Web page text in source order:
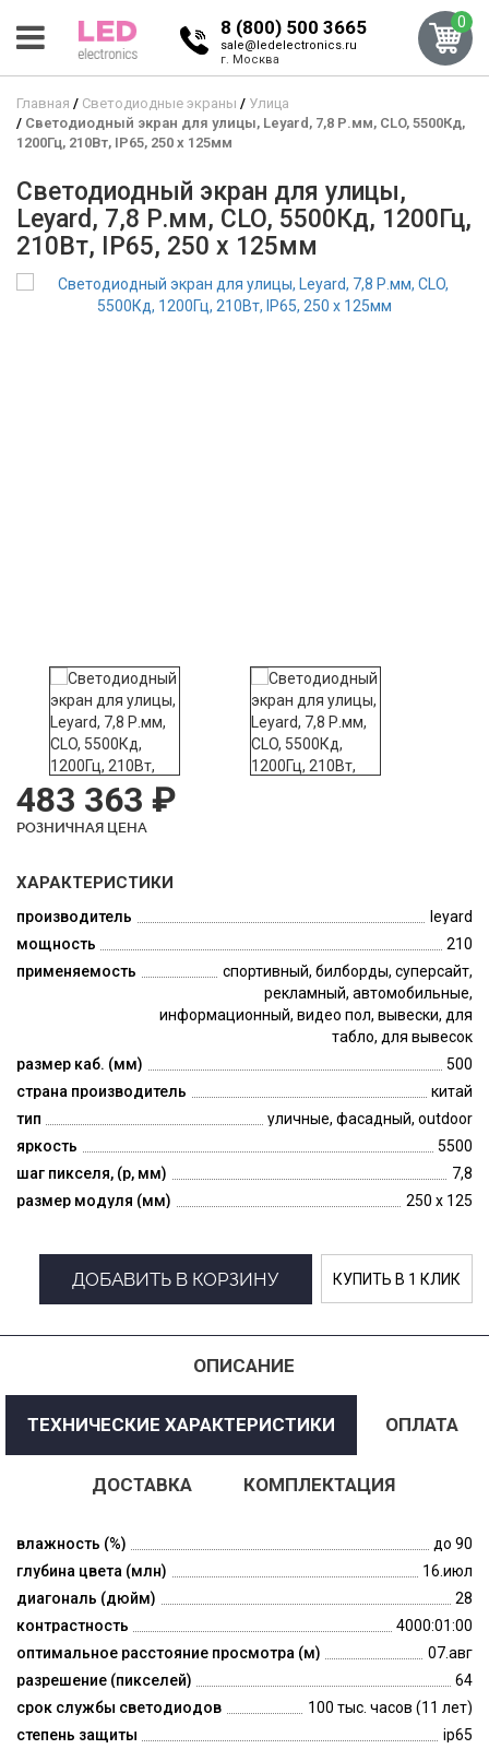
8 (800) 500 3665
sale@ledelectronics.ru
г. Москва
0
Главная Светодиодные экраны
Улица
Светодиодный экран для улицы, Leyard, 7,8 Р.мм, CLO, 5500Кд,
1200Гц, 210Вт, IP65, 250 x 125мм
Светодиодный экран для улицы,
Leyard, 7,8 Р.мм, CLO, 5500Кд, 1200Гц,
210Вт, IP65, 250 x 125мм
483 363 ₽
РОЗНИЧНАЯ ЦЕНА
ХАРАКТЕРИСТИКИ
производитель
leyard
мощность
210
применяемость
спортивный, билборды, суперсайт,
рекламный, автомобильные,
информационный, видео пол, вывески, для
табло, для вывесок
размер каб. (мм)
500
страна производитель
китай
тип
уличные, фасадный, outdoor
яркость
5500
шаг пикселя, (p, мм)
7,8
размер модуля (мм)
250 x 125
ДОБАВИТЬ В КОРЗИНУ КУПИТЬ В 1 КЛИК
ОПИСАНИЕ
ТЕХНИЧЕСКИЕ ХАРАКТЕРИСТИКИ ОПЛАТА
ДОСТАВКА КОМПЛЕКТАЦИЯ
влажность (%)
до 90
глубина цвета (млн)
16.июл
диагональ (дюйм)
28
контрастность
4000:01:00
оптимальное расстояние просмотра (м)
07.авг
разрешение (пикселей)
64
срок службы светодиодов
100 тыс. часов (11 лет)
степень защиты
ip65